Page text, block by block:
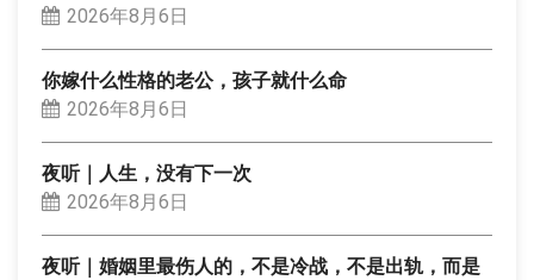
2026年8月6日
你嫁什么性格的老公，孩子就什么命
2026年8月6日
夜听｜人生，没有下一次
2026年8月6日
夜听｜婚姻里最伤人的，不是冷战，不是出轨，而是